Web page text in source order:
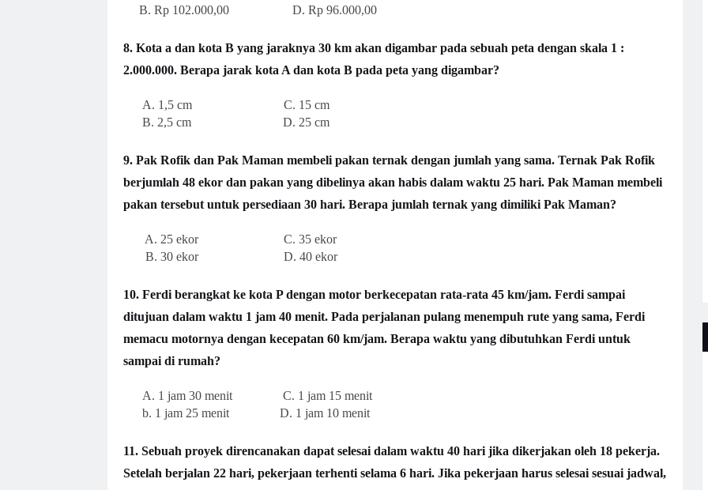
B. Rp 102.000,00 D. Rp 96.000,00
8. Kota a dan kota B yang jaraknya 30 km akan digambar pada sebuah peta dengan skala 1 :
2.000.000. Berapa jarak kota A dan kota B pada peta yang digambar?
A. 1,5 cm C. 15 cm
B. 2,5 cm D. 25 cm
9. Pak Rofik dan Pak Maman membeli pakan ternak dengan jumlah yang sama. Ternak Pak Rofik
berjumlah 48 ekor dan pakan yang dibelinya akan habis dalam waktu 25 hari. Pak Maman membeli
pakan tersebut untuk persediaan 30 hari. Berapa jumlah ternak yang dimiliki Pak Maman?
A. 25 ekor C. 35 ekor
B. 30 ekor D. 40 ekor
10. Ferdi berangkat ke kota P dengan motor berkecepatan rata-rata 45 km/jam. Ferdi sampai
ditujuan dalam waktu 1 jam 40 menit. Pada perjalanan pulang menempuh rute yang sama, Ferdi
memacu motornya dengan kecepatan 60 km/jam. Berapa waktu yang dibutuhkan Ferdi untuk
sampai di rumah?
A. 1 jam 30 menit C. 1 jam 15 menit
b. 1 jam 25 menit D. 1 jam 10 menit
11. Sebuah proyek direncanakan dapat selesai dalam waktu 40 hari jika dikerjakan oleh 18 pekerja.
Setelah berjalan 22 hari, pekerjaan terhenti selama 6 hari. Jika pekerjaan harus selesai sesuai jadwal,